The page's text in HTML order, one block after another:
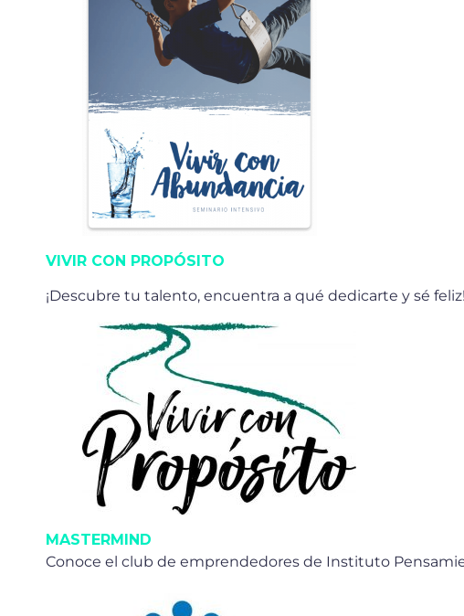
VIVIR CON PROPÓSITO
¡Descubre tu talento, encuentra a qué dedicarte y sé feliz!
MASTERMIND
Conoce el club de emprendedores de Instituto